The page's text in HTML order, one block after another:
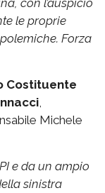
le proprie
Forza
Costituente
Michele
e da un ampio
sinistra